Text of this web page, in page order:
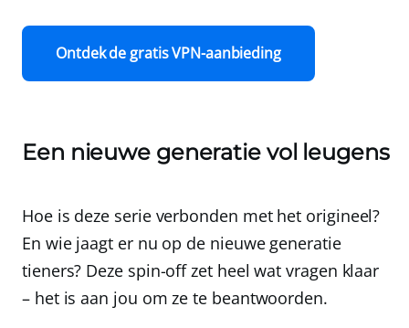
Ontdek de gratis VPN-aanbieding
Een nieuwe generatie vol leugens
Hoe is deze serie verbonden met het origineel?
En wie jaagt er nu op de nieuwe generatie
tieners? Deze spin-off zet heel wat vragen klaar
– het is aan jou om ze te beantwoorden.